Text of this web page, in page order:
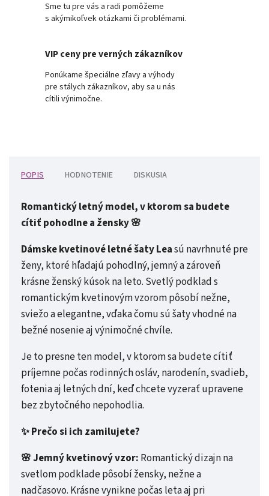
Sme tu pre vás a radi pomôžeme
s akýmikoľvek otázkami či problémami.
VIP ceny pre verných zákazníkov
Ponúkame špeciálne zľavy a výhody
pre stálych zákazníkov, aby sa u nás
cítili výnimočne.
POPIS HODNOTENIE DISKUSIA
Romantický letný model, v ktorom sa budete
cítiť pohodlne a žensky 🌸
Dámske kvetinové letné šaty Leasú navrhnuté pre
ženy, ktoré hľadajú pohodlný, jemný a zároveň
krásne ženský kúsok na leto. Svetlý podklad s
romantickým kvetinovým vzorom pôsobí nežne,
sviežo a elegantne, vďaka čomu sú šaty vhodné na
bežné nosenie aj výnimočné chvíle.
Je to presne ten model, v ktorom sa budete cítiť
príjemne počas rodinných osláv, narodenín, svadieb,
fotenia aj letných dní, keď chcete vyzerať upravene
bez zbytočného nepohodlia.
✨ Prečo si ich zamilujete?
🌸 Jemný kvetinový vzor: Romantický dizajn na
svetlom podklade pôsobí žensky, nežne a
nadčasovo. Krásne vynikne počas leta aj pri